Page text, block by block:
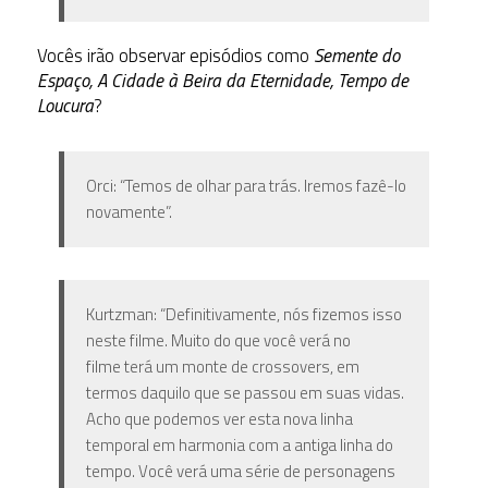
Vocês irão observar episódios como Semente do
Espaço, A Cidade à Beira da Eternidade, Tempo de
Loucura?
Orci: “Temos de olhar para trás. Iremos fazê-lo
novamente”.
Kurtzman: “Definitivamente, nós fizemos isso
neste filme. Muito do que você verá no
filme terá um monte de crossovers, em
termos daquilo que se passou em suas vidas.
Acho que podemos ver esta nova linha
temporal em harmonia com a antiga linha do
tempo. Você verá uma série de personagens